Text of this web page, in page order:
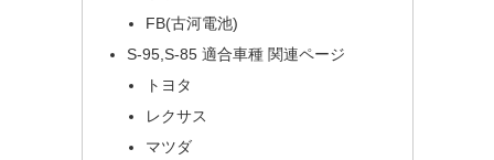
FB(古河電池)
S-95,S-85 適合車種 関連ページ
トヨタ
レクサス
マツダ